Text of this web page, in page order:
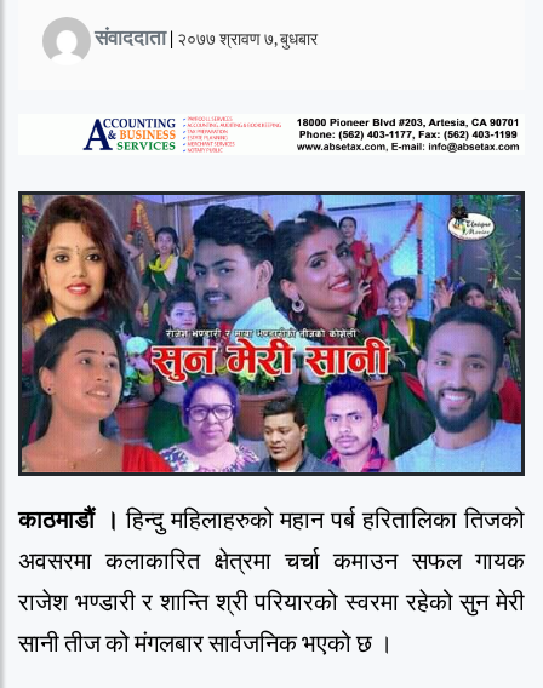
संवाददाता| २०७७ श्रावण ७, बुधबार
काठमाडौं । हिन्दु महिलाहरुको महान पर्ब हरितालिका तिजको
अवसरमा कलाकारित क्षेत्रमा चर्चा कमाउन सफल गायक
राजेश भण्डारी र शान्ति श्री परियारको स्वरमा रहेको सुन मेरी
सानी तीज को मंगलबार सार्वजनिक भएको छ ।